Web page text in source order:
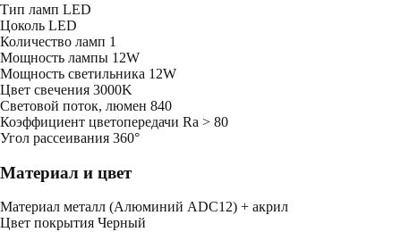
Тип ламп LED
Цоколь LED
Количество ламп 1
Мощность лампы 12W
Мощность светильника 12W
Цвет свечения 3000K
Световой поток, люмен 840
Коэффициент цветопередачи Ra > 80
Угол рассеивания 360°
Материал и цвет
Mатериал металл (Алюминий ADC12) + акрил
Цвет покрытия Черный